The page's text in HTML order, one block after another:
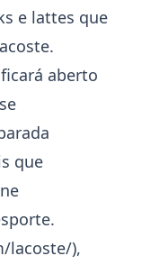
e lattes que
.
ficará aberto
que
lacoste/),